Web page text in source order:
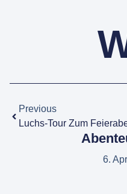
Previous
Luchs-Tour Zum
6.